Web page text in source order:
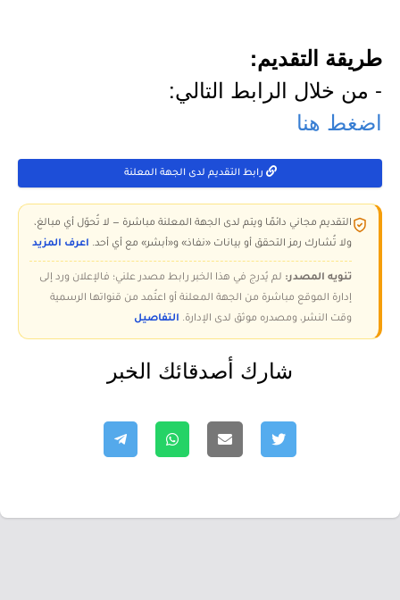
طريقة التقديم:
- من خلال الرابط التالي:
اضغط هنا
رابط التقديم لدى الجهة المعلنة
التقديم مجاني دائمًا ويتم لدى الجهة المعلنة مباشرة — لا تُحوّل أي مبالغ،
ولا تُشارك رمز التحقق أو بيانات «نفاذ» و«أبشر» مع أي أحد. اعرف المزيد
تنويه المصدر: لم يُدرج في هذا الخبر رابط مصدر علني؛ فالإعلان ورد إلى
إدارة الموقع مباشرة من الجهة المعلنة أو اعتُمد من قنواتها الرسمية
وقت النشر، ومصدره موثق لدى الإدارة. التفاصيل
شارك أصدقائك الخبر